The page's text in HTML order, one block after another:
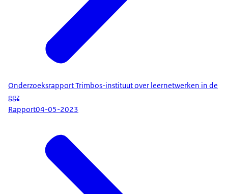
Onderzoeksrapport Trimbos-instituut over leernetwerken in de
ggz
Rapport04-05-2023